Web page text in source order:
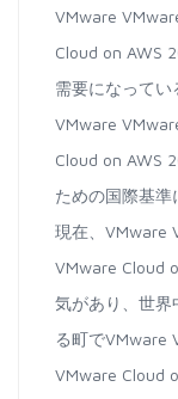
VMware
Cloud on AWS
需要になってい
VMware
Cloud on AWS
ための国際基準
現在、VMware
VMware Cloud
気があり、世界
る町でVMware
VMware Cloud